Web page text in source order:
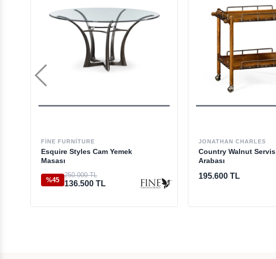
FINE FURNITURE
Esquire Styles Cam Yemek
Masası
%45
250.000 TL
136.500 TL
JONATHAN CHARLES
Country Walnut Servis
Arabası
195.600 TL